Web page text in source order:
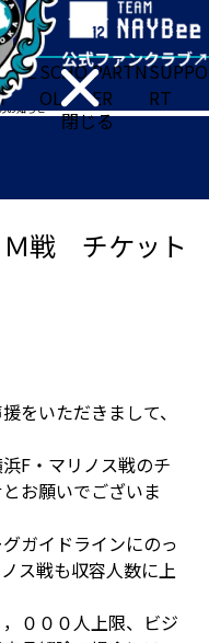
閉じる
SCHO
OL
PARTN
ER
SUPPO
RT
お知らせ
Ｍ戦 チケット
をいただきまして、
F・マリノス戦のチ
お願いでございま
ガイドラインにのっ
ス戦も収容人数に上
０００人上限、ビジ